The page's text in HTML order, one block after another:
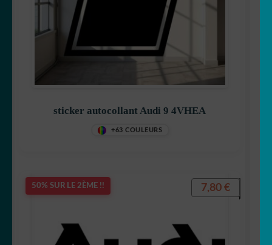
sticker autocollant Audi 9 4VHEA
+63 COULEURS
50% SUR LE 2ÈME !! 7,80 €